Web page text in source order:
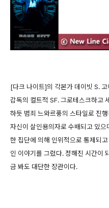
[다크 나이트]의 각본가 데이빗 S.
감독의 컬트적 SF. 그로테스크하고
하듯 범죄 느와르풍의 스타일로 진
자신이 살인용의자로 수배되고 있
한 집단에 의해 인위적으로 통제되
인 이야기를 그렸다. 정해진 시간이
금 봐도 대단한 장관이다.